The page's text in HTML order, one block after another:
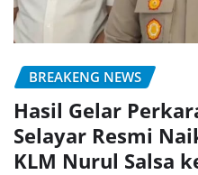
BREAKENG NEWS
Hasil Gelar
Selayar Resmi
KLM Nurul Salsa